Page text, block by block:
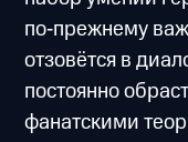
по‑прежнему
отзовётся в
постоянно
фанатскими